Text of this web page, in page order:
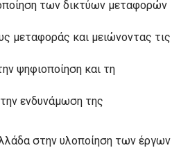
των δικτύων μεταφορών
μεταφοράς και μειώνοντας τις
ψηφιοποίηση και τη
ενδυνάμωση της
στην υλοποίηση των έργων